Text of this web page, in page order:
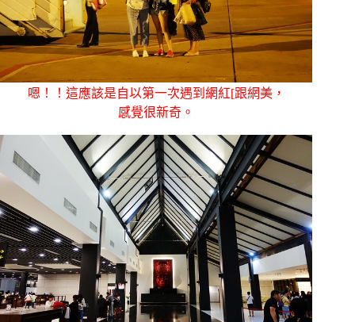
嗯！！這應該是自以第一次遇到網紅[跟網美，
感覺很新奇。